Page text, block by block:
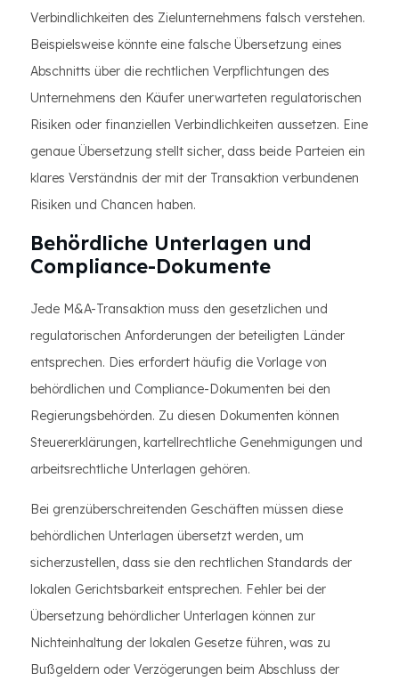
Verbindlichkeiten des Zielunternehmens falsch verstehen.
Beispielsweise könnte eine falsche Übersetzung eines
Abschnitts über die rechtlichen Verpflichtungen des
Unternehmens den Käufer unerwarteten regulatorischen
Risiken oder finanziellen Verbindlichkeiten aussetzen. Eine
genaue Übersetzung stellt sicher, dass beide Parteien ein
klares Verständnis der mit der Transaktion verbundenen
Risiken und Chancen haben.
Behördliche Unterlagen und
Compliance-Dokumente
Jede M&A-Transaktion muss den gesetzlichen und
regulatorischen Anforderungen der beteiligten Länder
entsprechen. Dies erfordert häufig die Vorlage von
behördlichen und Compliance-Dokumenten bei den
Regierungsbehörden. Zu diesen Dokumenten können
Steuererklärungen, kartellrechtliche Genehmigungen und
arbeitsrechtliche Unterlagen gehören.
Bei grenzüberschreitenden Geschäften müssen diese
behördlichen Unterlagen übersetzt werden, um
sicherzustellen, dass sie den rechtlichen Standards der
lokalen Gerichtsbarkeit entsprechen. Fehler bei der
Übersetzung behördlicher Unterlagen können zur
Nichteinhaltung der lokalen Gesetze führen, was zu
Bußgeldern oder Verzögerungen beim Abschluss der